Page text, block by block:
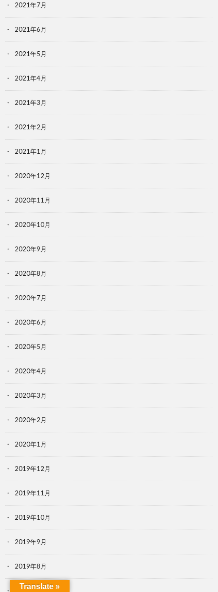
2021年7月
2021年6月
2021年5月
2021年4月
2021年3月
2021年2月
2021年1月
2020年12月
2020年11月
2020年10月
2020年9月
2020年8月
2020年7月
2020年6月
2020年5月
2020年4月
2020年3月
2020年2月
2020年1月
2019年12月
2019年11月
2019年10月
2019年9月
2019年8月
Translate »